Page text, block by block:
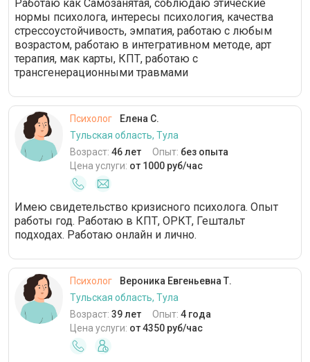
Работаю как Самозанятая, соблюдаю этические
нормы психолога, интересы психология, качества
стрессоустойчивость, эмпатия, работаю с любым
возрастом, работаю в интегративном методе, арт
терапия, мак карты, КПТ, работаю с
трансгенерационными травмами
Психолог
Елена С.
Тульская область, Тула
Возраст: 46 лет Опыт: без опыта
Цена услуги: от 1000 руб/час
Имею свидетельство кризисного психолога. Опыт
работы год. Работаю в КПТ, ОРКТ, Гештальт
подходах. Работаю онлайн и лично.
Психолог
Вероника Евгеньевна Т.
Тульская область, Тула
Возраст: 39 лет Опыт: 4 года
Цена услуги: от 4350 руб/час